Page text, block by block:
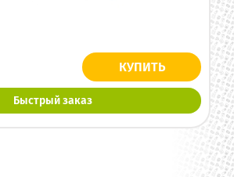
КУПИТЬ
Быстрый заказ